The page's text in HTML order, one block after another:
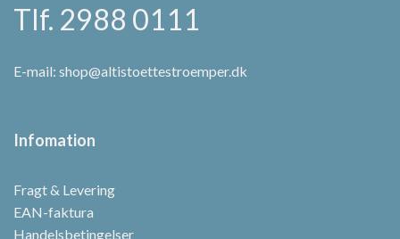
Tlf. 2988 0111
E-mail: shop@altistoettestroemper.dk
Infomation
Fragt & Levering
EAN-faktura
Handelsbetingelser